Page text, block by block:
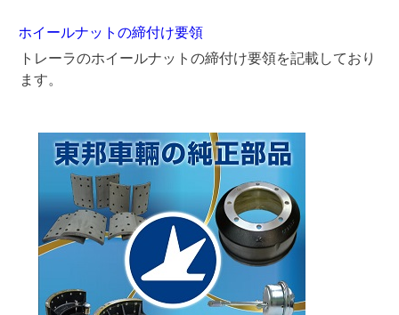
ホイールナットの締付け要領
トレーラのホイールナットの締付け要領を記載しており
ます。